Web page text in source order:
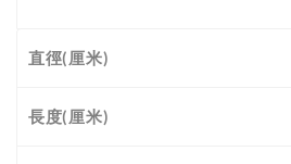
直徑(厘米)
長度(厘米)